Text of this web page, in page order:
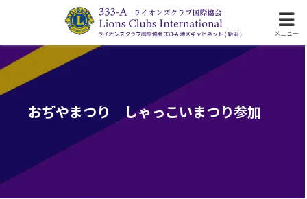
ライオンズクラブ国際協会333-A地区の活動
おぢやまつり しゃっこいまつり参加
メニュー